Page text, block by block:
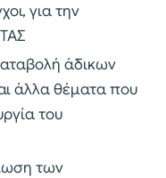
για την
άδικων
άλλα θέματα που
του
των